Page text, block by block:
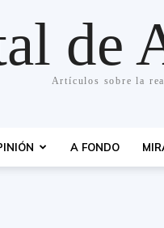
de
Artículos sobre la
A FONDO